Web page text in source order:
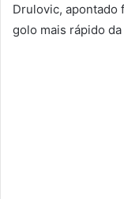
Drulovic, apontado
golo mais rápido